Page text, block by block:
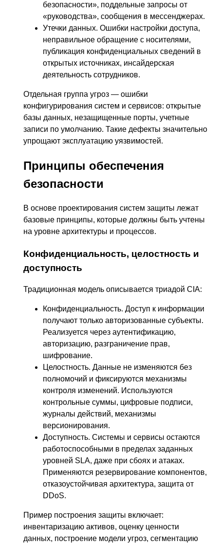
безопасности», поддельные запросы от
«руководства», сообщения в мессенджерах.
Утечки данных. Ошибки настройки доступа,
неправильное обращение с носителями,
публикация конфиденциальных сведений в
открытых источниках, инсайдерская
деятельность сотрудников.
Отдельная группа угроз — ошибки
конфигурирования систем и сервисов: открытые
базы данных, незащищенные порты, учетные
записи по умолчанию. Такие дефекты значительно
упрощают эксплуатацию уязвимостей.
Принципы обеспечения
безопасности
В основе проектирования систем защиты лежат
базовые принципы, которые должны быть учтены
на уровне архитектуры и процессов.
Конфиденциальность, целостность и
доступность
Традиционная модель описывается триадой CIA:
Конфиденциальность. Доступ к информации
получают только авторизованные субъекты.
Реализуется через аутентификацию,
авторизацию, разграничение прав,
шифрование.
Целостность. Данные не изменяются без
полномочий и фиксируются механизмы
контроля изменений. Используются
контрольные суммы, цифровые подписи,
журналы действий, механизмы
версионирования.
Доступность. Системы и сервисы остаются
работоспособными в пределах заданных
уровней SLA, даже при сбоях и атаках.
Применяются резервирование компонентов,
отказоустойчивая архитектура, защита от
DDoS.
Пример построения защиты включает:
инвентаризацию активов, оценку ценности
данных, построение модели угроз, сегментацию